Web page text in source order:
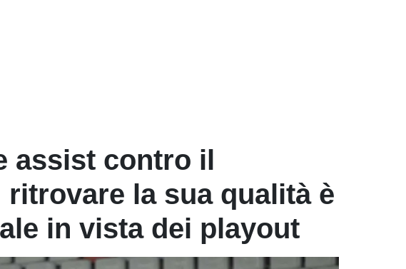
assist contro il
ritrovare la sua qualità è
in vista dei playout